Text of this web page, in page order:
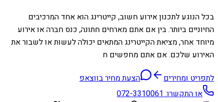
בכל הנוגע לתכנון אירוע חשוב, קייטרינג הוא אחד המרכיבים
החיוניים ביותר. בין אם אתם מארחים חתונה, כנס חברה או אירוע
מיוחד אחר, מציאת הקייטרינג המתאים יכולה לעשות או לשבור את
האירוע שלכם. אם אתם מחפשים ח
לתפריט ומחירים
הצעת מחיר בווצאפ
או התקשרו:072-3310061